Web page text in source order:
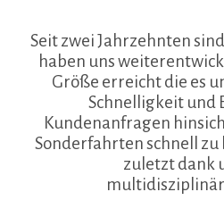
Seit zwei Jahrzehnten
haben uns
Größe erreicht die es
Schnelligkeit und
Kundenanfragen
Sonderfahrten schnell
zuletzt dank